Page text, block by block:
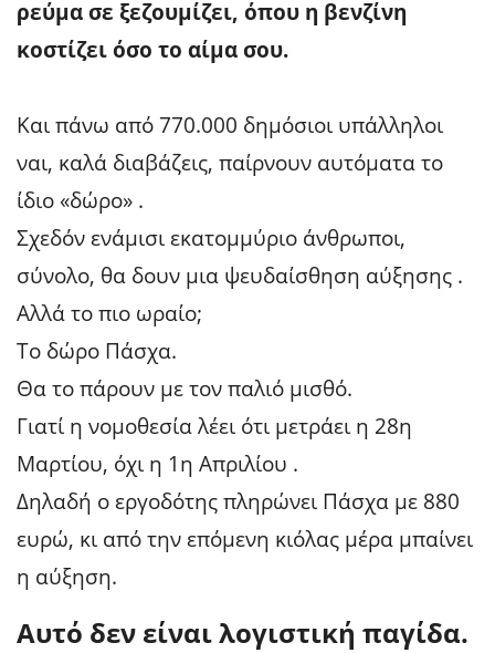
ρεύμα σε ξεζουμίζει, όπου η βενζίνη
κοστίζει όσο το αίμα σου.
Και πάνω από 770.000 δημόσιοι υπάλληλοι
ναι, καλά διαβάζεις, παίρνουν αυτόματα το
ίδιο «δώρο» .
Σχεδόν ενάμισι εκατομμύριο άνθρωποι,
σύνολο, θα δουν μια ψευδαίσθηση αύξησης .
Αλλά το πιο ωραίο;
Το δώρο Πάσχα.
Θα το πάρουν με τον παλιό μισθό.
Γιατί η νομοθεσία λέει ότι μετράει η 28η
Μαρτίου, όχι η 1η Απριλίου .
Δηλαδή ο εργοδότης πληρώνει Πάσχα με 880
ευρώ, κι από την επόμενη κιόλας μέρα μπαίνει
η αύξηση.
Αυτό δεν είναι λογιστική παγίδα.